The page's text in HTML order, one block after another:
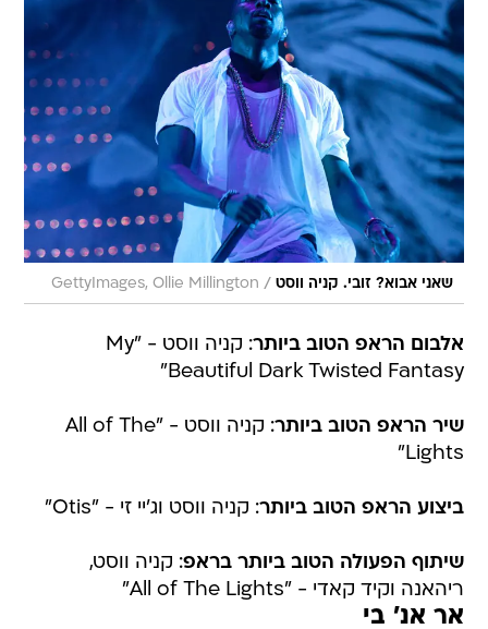
שאני אבוא? זובי. קניה ווסט /
GettyImages, Ollie Millington
אלבום הראפ הטוב ביותר
: קניה ווסט - "My
Beautiful Dark Twisted Fantasy"
שיר הראפ הטוב ביותר
: קניה ווסט - "All of The
Lights"
ביצוע הראפ הטוב ביותר: קניה ווסט וג'יי זי - "Otis"
שיתוף הפעולה הטוב ביותר בראפ: קניה ווסט,
ריהאנה וקיד קאדי - "All of The Lights"
אר אנ' בי